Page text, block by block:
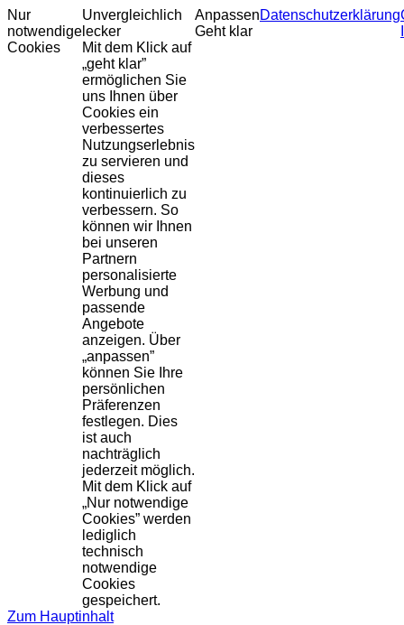
Nur
notwendige
Cookies
Unvergleichlich
lecker
Mit dem Klick auf
„geht klar”
ermöglichen Sie
uns Ihnen über
Cookies ein
verbessertes
Nutzungserlebnis
zu servieren und
dieses
kontinuierlich zu
verbessern. So
können wir Ihnen
bei unseren
Partnern
personalisierte
Werbung und
passende
Angebote
anzeigen. Über
„anpassen”
können Sie Ihre
persönlichen
Präferenzen
festlegen. Dies
ist auch
nachträglich
jederzeit möglich.
Mit dem Klick auf
„Nur notwendige
Cookies” werden
lediglich
technisch
notwendige
Cookies
gespeichert.
Anpassen
Geht klar
Datenschutzerklärung
Zum Hauptinhalt